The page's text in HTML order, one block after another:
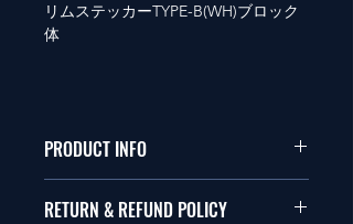
リムステッカーTYPE-B(WH)ブロック
体
PRODUCT INFO
本品は1/10サイズのラジオコント
RETURN & REFUND POLICY